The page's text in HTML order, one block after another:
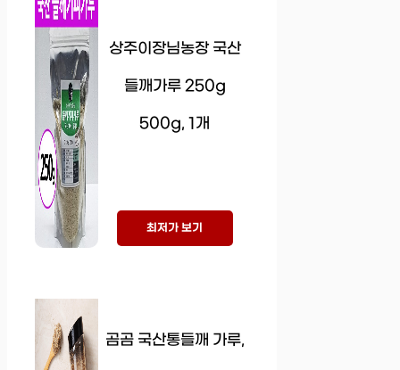
상주이장님농장 국산
들깨가루 250g
500g, 1개
최저가 보기
곰곰 국산통들깨 가루,